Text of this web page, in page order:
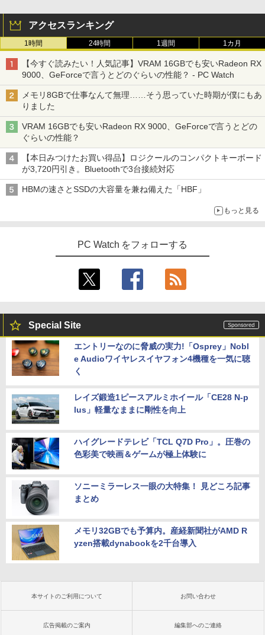
アクセスランキング
1時間 24時間 1週間 1カ月
【今すぐ読みたい！人気記事】VRAM 16GBでも安いRadeon RX
9000、GeForceで言うとどのぐらいの性能？ - PC Watch
メモリ8GBで仕事なんて無理……そう思っていた時期が僕にもあ
りました
VRAM 16GBでも安いRadeon RX 9000、GeForceで言うとどの
ぐらいの性能？
【本日みつけたお買い得品】ロジクールのコンパクトキーボード
が3,720円引き。Bluetoothで3台接続対応
HBMの速さとSSDの大容量を兼ね備えた「HBF」
もっと見る
PC Watch をフォローする
Special Site
エントリーなのに脅威の実力!「Osprey」Nobl
e Audioワイヤレスイヤフォン4機種を一気に聴
く
レイズ鍛造1ピースアルミホイール「CE28 N-p
lus」軽量なままに剛性を向上
ハイグレードテレビ「TCL Q7D Pro」。圧巻の
色彩美で映画＆ゲームが極上体験に
ソニーミラーレス一眼の大特集！ 見どころ記事
まとめ
メモリ32GBでも予算内。産経新聞社がAMD R
yzen搭載dynabookを2千台導入
本サイトのご利用について お問い合わせ
広告掲載のご案内 編集部へのご連絡